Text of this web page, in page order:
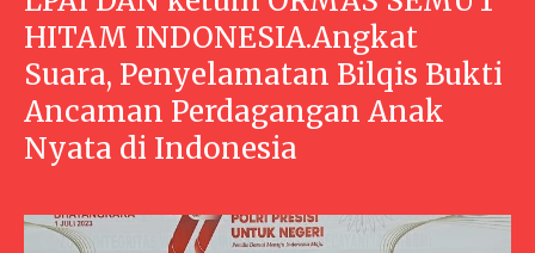
HITAM INDONESIA.Angkat
Suara, Penyelamatan Bilqis Bukti
Ancaman Perdagangan Anak
Nyata di Indonesia